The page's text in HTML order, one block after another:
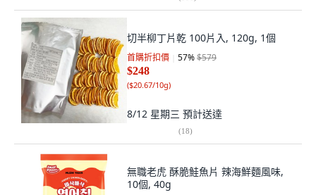
切半柳丁片乾 100片入, 120g, 1個
首購折扣價 57%$579
$248
($20.67/10g)
8/12 星期三 預計送達
(18)
無職老虎 酥脆鮭魚片 辣海鮮麵風味,
10個, 40g